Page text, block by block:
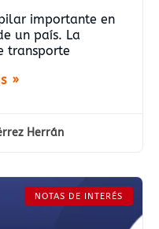
importante en
un país. La
transporte
»
Herrán
NOTAS DE INTERÉS